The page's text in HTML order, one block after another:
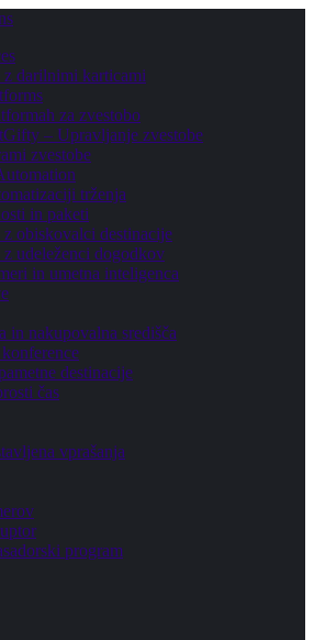
darilnimi karticami
za zvestobo
– Upravljanje zvestobe
zvestobe
trženja
in paketi
obiskovalci destinacije
udeleženci dogodkov
in umetna inteligenca
in nakupovalna središča
destinacije
čas
vprašanja
program